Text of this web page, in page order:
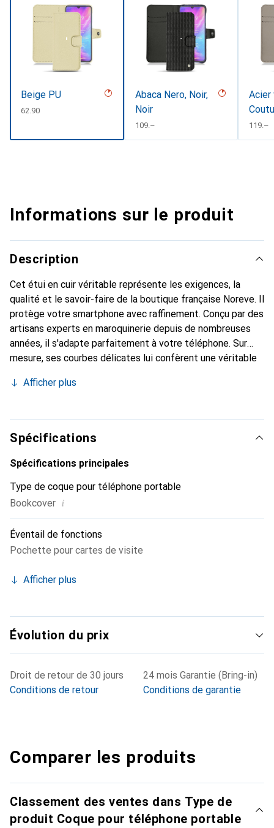
Beige PU
CHF
62.90
Abaca Nero, Noir,
Noir
CHF
109.–
Acier
CHF
119.–
Informations sur le produit
Description
Cet étui en cuir véritable représente les exigences, la
qualité et le savoir-faire de la boutique française Noreve. Il
protège votre smartphone avec raffinement. Conçu par des
artisans experts en maroquinerie depuis de nombreuses
années, il s'adapte parfaitement à votre téléphone. Sur
mesure, ses courbes délicates lui confèrent une véritable
de votre smartphone. Reconnaissante internationalement
un choix sûr pour une clientèle exigeante.
Afficher plus
Spécifications
Spécifications principales
Type de coque pour téléphone portable
Bookcover i
Éventail de fonctions
Pochette pour cartes de visite
Afficher plus
Évolution du prix
Droit de retour de 30 jours
Conditions de retour
24 mois Garantie (Bring-in)
Conditions de garantie
Comparer les produits
Classement des ventes dans Type de
produit Coque pour téléphone portable